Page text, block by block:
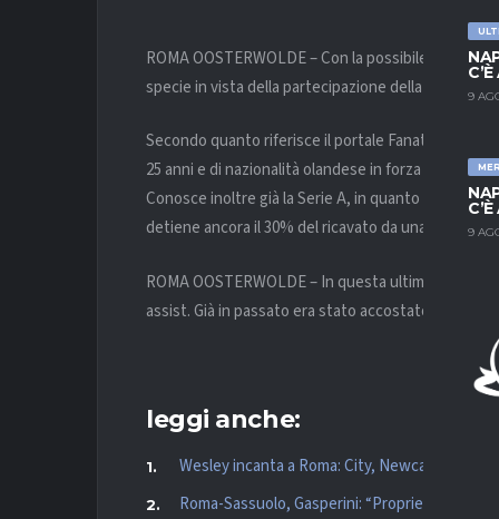
9
9
ROMA OOSTERWOLDE – Con la possibile
specie in vista della partecipazione della squadra
Secondo quanto riferisce il portale Fanatik.com.tr, i
25 anni e di nazionalità olandese in forza al
Conosce inoltre già la Serie A, in quanto da
detiene ancora il 30% del ricavato da una futura
ROMA OOSTERWOLDE – In questa ultima
assist. Già in passato era stato accostato alla
leggi anche:
Wesley incanta a Roma: City, Newcastle e
Roma-Sassuolo, Gasperini: “Proprietà qui